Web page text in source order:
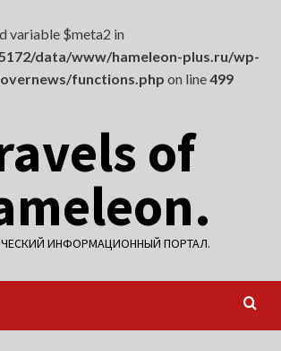
variable $meta2 in
data/www/hameleon-plus.ru/wp-
functions.php on line499
of
ИНФОРМАЦИОННЫЙ ПОРТАЛ.